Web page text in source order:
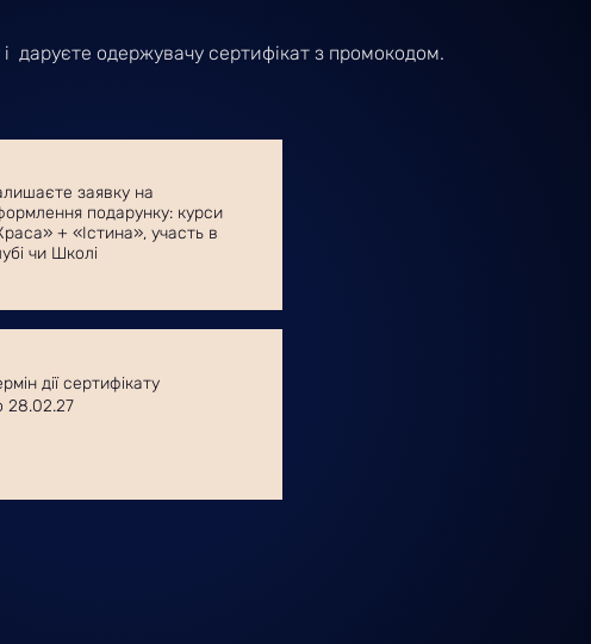
даруєте одержувачу сертифікат з промокодом.
заявку на
подарунку: курси
+ «Істина», участь в
чи Школі
дії сертифікату
28.02.27